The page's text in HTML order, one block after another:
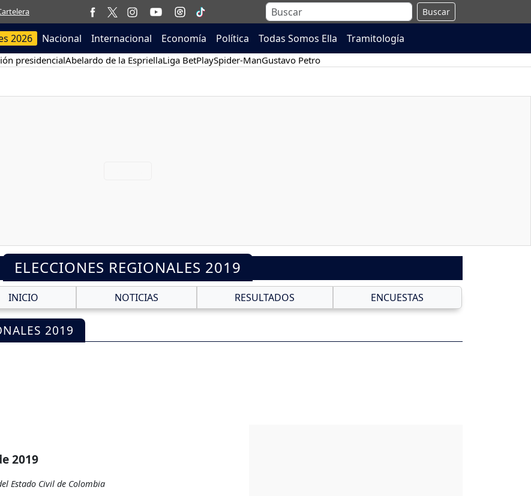
Buscar
2026 Nacional Internacional Economía Política Todas Somos Ella Tramitología
presidencialAbelardo de la EspriellaLiga BetPlaySpider-ManGustavo Petro
ELECCIONES REGIONALES 2019
INICIO NOTICIAS RESULTADOS ENCUESTAS
2019
2019
Estado Civil de Colombia